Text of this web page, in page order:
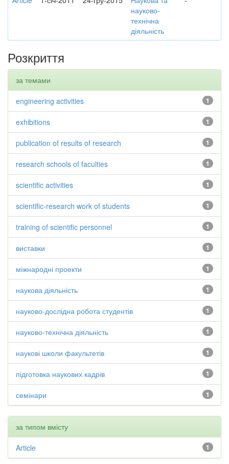
науково-
технічна
діяльність
Розкриття
за темами
1
engineering activities
1
exhibitions
1
publication of results of research
1
research schools of faculties
1
scientific activities
1
scientific-research work of students
1
training of scientific personnel
1
виставки
1
міжнародні проекти
1
наукова діяльність
1
науково-дослідна робота студентів
1
науково-технічна діяльність
1
наукові школи факультетів
1
підготовка наукових кадрів
1
семінари
за типом вмісту
1
Article